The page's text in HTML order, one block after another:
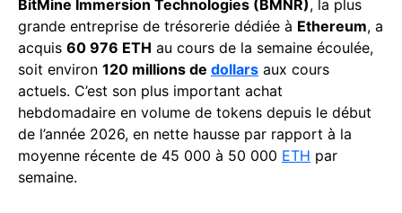
BitMine Immersion Technologies (BMNR), la plus
grande entreprise de trésorerie dédiée à Ethereum, a
acquis 60 976 ETH au cours de la semaine écoulée,
soit environ 120 millions de dollars aux cours
actuels. C’est son plus important achat
hebdomadaire en volume de tokens depuis le début
de l’année 2026, en nette hausse par rapport à la
moyenne récente de 45 000 à 50 000 ETH par
semaine.